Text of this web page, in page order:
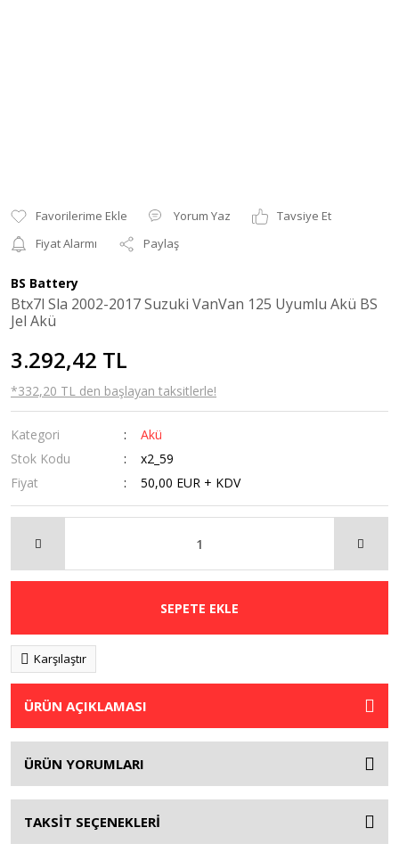
Yorum Yaz
Tavsiye Et
Fiyat Alarmı
Paylaş
BS Battery
Btx7l Sla 2002-2017 Suzuki VanVan 125 Uyumlu Akü BS
Jel Akü
3.292,42 TL
*332,20 TL den başlayan taksitlerle!
Kategori
Akü
Stok Kodu
x2_59
Fiyat
50,00 EUR + KDV
SEPETE EKLE
Karşılaştır
ÜRÜN AÇIKLAMASI
ÜRÜN YORUMLARI
TAKSİT SEÇENEKLERİ